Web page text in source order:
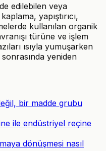
edilebilen veya
yapıştırıcı,
kullanılan organik
türüne ve işlem
ısıyla yumuşarken
yeniden
bir madde grubu
ile endüstriyel reçine
dönüşmesi nasıl